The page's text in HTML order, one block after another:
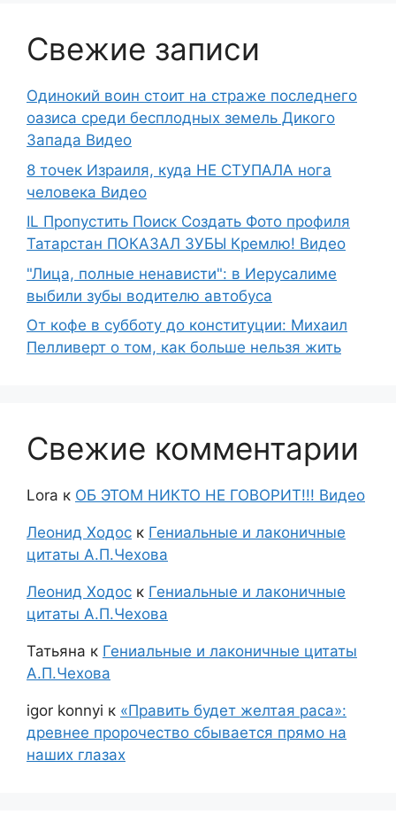
Свежие записи
Одинокий воин стоит на страже последнего
оазиса среди бесплодных земель Дикого
Запада Видео
8 точек Израиля, куда НЕ СТУПАЛА нога
человека Видео
IL Пропустить Поиск Создать Фото профиля
Татарстан ПОКАЗАЛ ЗУБЫ Кремлю! Видео
"Лица, полные ненависти": в Иерусалиме
выбили зубы водителю автобуса
От кофе в субботу до конституции: Михаил
Пелливерт о том, как больше нельзя жить
Свежие комментарии
Lora к ОБ ЭТОМ НИКТО НЕ ГОВОРИТ!!! Видео
Леонид Ходос к Гениальные и лаконичные
цитаты А.П.Чехова
Леонид Ходос к Гениальные и лаконичные
цитаты А.П.Чехова
Татьяна к Гениальные и лаконичные цитаты
А.П.Чехова
igor konnyi к «Править будет желтая раса»:
древнее пророчество сбывается прямо на
наших глазах